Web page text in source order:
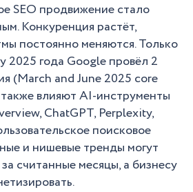
SEO продвижение стало
Конкуренция растёт,
постоянно меняются. Только
2025 года Google провёл 2
(March and June 2025 core
влияют AI-инструменты
ChatGPT, Perplexity,
поисковое
и нишевые тренды могут
считанные месяцы, а бизнесу